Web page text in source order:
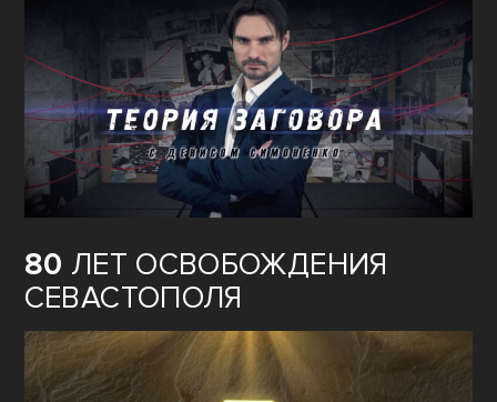
80 ЛЕТ ОСВОБОЖДЕНИЯ
СЕВАСТОПОЛЯ